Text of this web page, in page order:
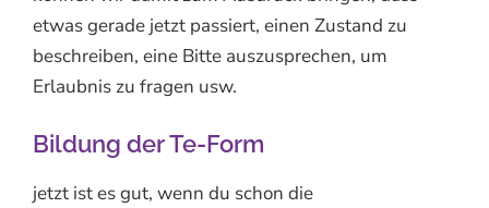
etwas gerade jetzt passiert, einen Zustand zu
beschreiben, eine Bitte auszusprechen, um
Erlaubnis zu fragen usw.
Bildung der Te-Form
jetzt ist es gut, wenn du schon die